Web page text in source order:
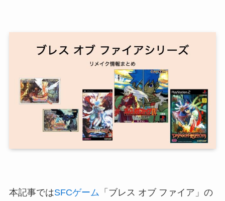
本記事ではSFCゲーム 「ブレス オブ ファイア」の